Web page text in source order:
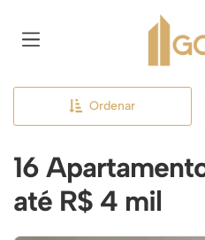
Página
Ordenar
16
até R$ 4 mil